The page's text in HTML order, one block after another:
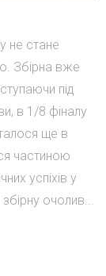
не стане
Збірна вже
під
в 1/8 фіналу
ще в
частиною
успіхів у
очолив...